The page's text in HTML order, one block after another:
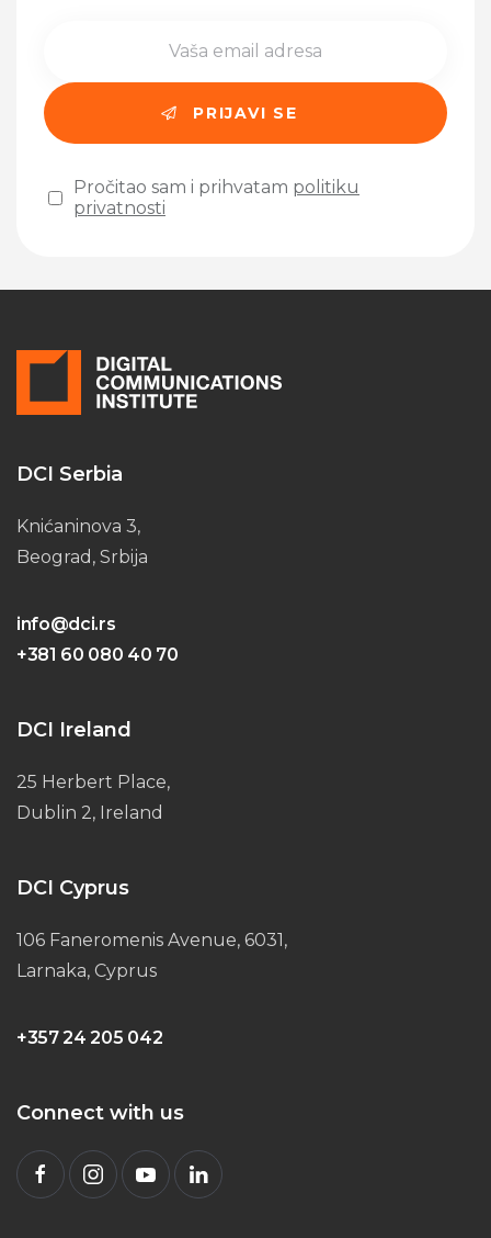
Pročitao sam i prihvatam politiku
privatnosti
DCI Serbia
Knićaninova 3,
Beograd, Srbija
info@dci.rs
+381 60 080 40 70
DCI Ireland
25 Herbert Place,
Dublin 2, Ireland
DCI Cyprus
106 Faneromenis Avenue, 6031,
Larnaka, Cyprus
+357 24 205 042
Connect with us